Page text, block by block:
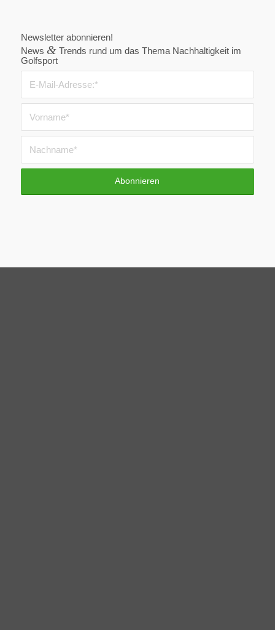
Newsletter abonnieren!
News &Trends rund um das Thema Nachhaltigkeit im
Golfsport